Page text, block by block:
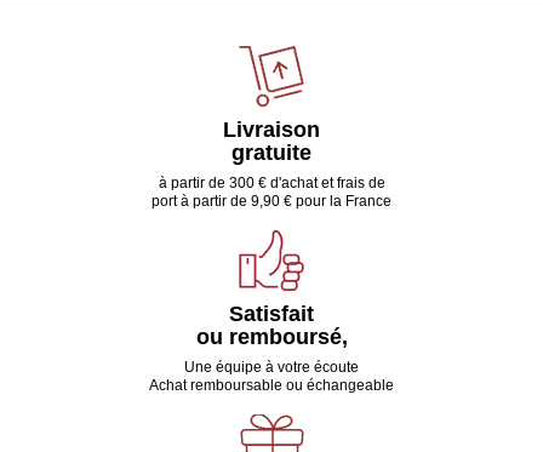
Livraison
gratuite
à partir de 300 € d'achat et frais de
port à partir de 9,90 € pour la France
Satisfait
ou remboursé,
Une équipe à votre écoute
Achat remboursable ou échangeable